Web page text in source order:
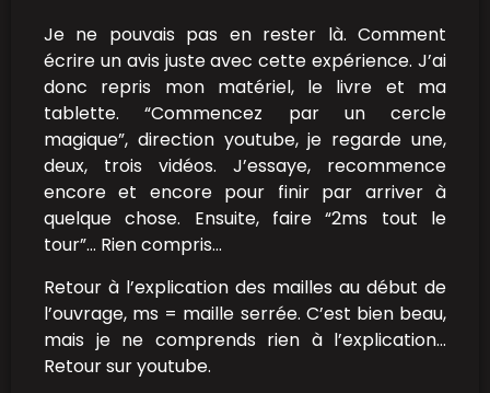
Je ne pouvais pas en rester là. Comment
écrire un avis juste avec cette expérience. J’ai
donc repris mon matériel, le livre et ma
tablette. “Commencez par un cercle
magique”, direction youtube, je regarde une,
deux, trois vidéos. J’essaye, recommence
encore et encore pour finir par arriver à
quelque chose. Ensuite, faire “2ms tout le
tour”… Rien compris…
Retour à l’explication des mailles au début de
l’ouvrage, ms = maille serrée. C’est bien beau,
mais je ne comprends rien à l’explication…
Retour sur youtube.